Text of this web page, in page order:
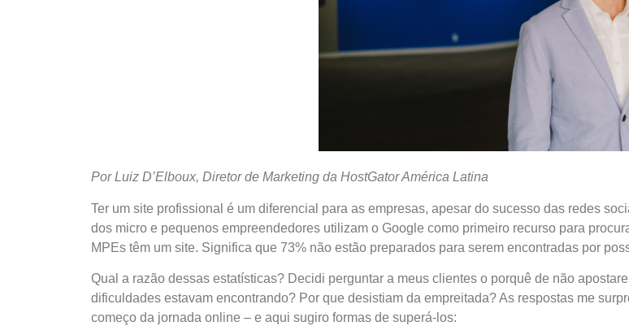
Por Luiz D’Elboux, Diretor de Marketing da HostGator América Latina
Ter um site profissional é um diferencial para as empresas, apesar do sucesso das redes
dos micro e pequenos empreendedores utilizam o Google como primeiro recurso para
MPEs têm um site. Significa que 73% não estão preparados para serem encontradas por
Qual a razão dessas estatísticas? Decidi perguntar a meus clientes o porquê de não
dificuldades estavam encontrando? Por que desistiam da empreitada? As respostas me
começo da jornada online – e aqui sugiro formas de superá-los: